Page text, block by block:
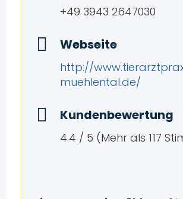
+49 3943 2647030
Webseite
http://
muehlental.de/
Kundenbewertung
4.4 / 5 (Mehr als 117